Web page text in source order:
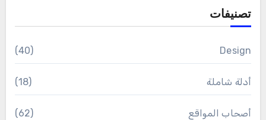
تصنيفات
Design
(40)
أدلة شاملة (18)
أصحاب المواقع (62)